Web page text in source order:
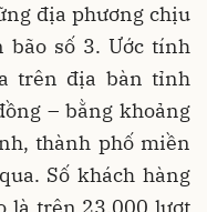
địa phương chịu
bão số 3. Ước tính
trên địa bàn tỉnh
– bằng khoảng
thành phố miền
Số khách hàng